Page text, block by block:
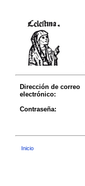
Dirección de correo
electrónico:
Contraseña:
Inicio